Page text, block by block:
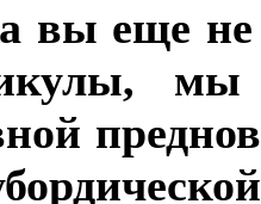
вы еще не
мы